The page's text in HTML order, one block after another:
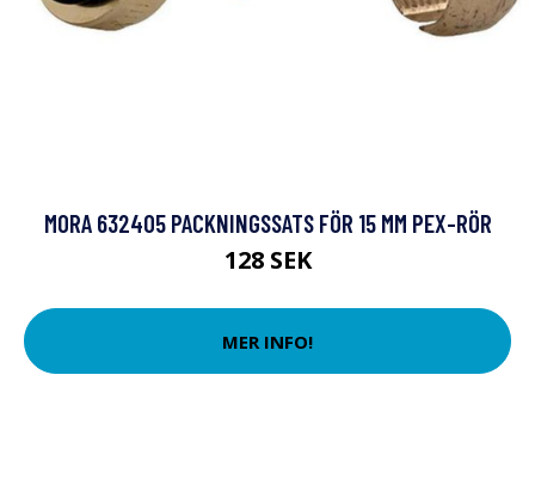
MORA 632405 PACKNINGSSATS FÖR 15 MM PEX-RÖR
128 SEK
MER INFO!